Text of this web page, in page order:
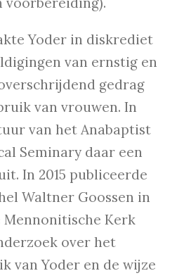
Yoder in diskrediet
van ernstig en
gedrag
van vrouwen. In
van het Anabaptist
Seminary daar een
In 2015 publiceerde
Waltner Goossen in
Kerk
over het
van Yoder en de wijze